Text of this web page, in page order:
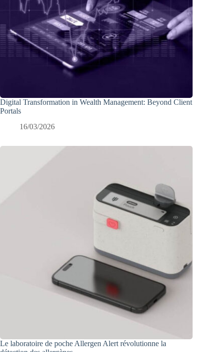
Digital Transformation in Wealth Management: Beyond Client
Portals
16/03/2026
Le laboratoire de poche Allergen Alert révolutionne la